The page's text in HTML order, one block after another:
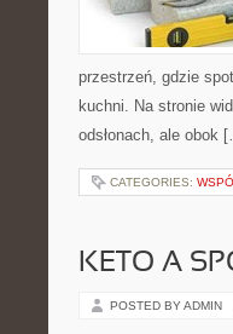
przestrzeń, gdzie
kuchni. Na stronie
odsłonach, ale obok
CATEGORIES:
KETO A
POSTED BY ADMIN